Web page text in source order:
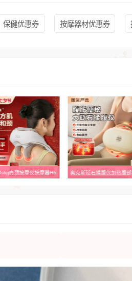
保健优惠券 按摩器材优惠券
肩颈按摩仪按摩器H5 奥克斯砭石揉腹仪加热腹